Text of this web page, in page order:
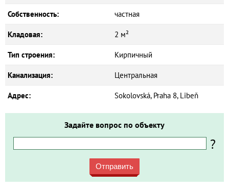
Собственность: частная
Кладовая: 2 м²
Тип строения: Кирпичный
Канализация: Центральная
Адрес: Sokolovská, Praha 8, Libeň
Задайте вопрос по объекту
?
Отправить